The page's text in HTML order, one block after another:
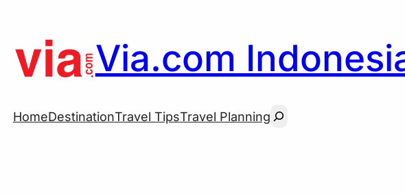
content
Via.com
HomeDestinationTravel TipsTravel PlanningSearch